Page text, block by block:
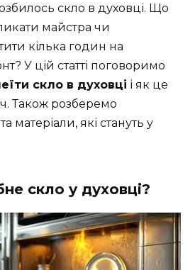
скло в духовці. Що
майстра чи
кілька годин на
У цій статті поговоримо
скло в духовці і як це
Також розберемо
матеріали, які стануть у
скло у духовці?